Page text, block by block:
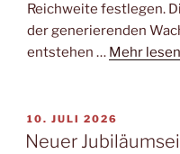
Reichweite festlegen.
der generierenden
entstehen … Mehr lesen
VERÖFFENTLICHT
AM
10. JULI 2026
Neuer